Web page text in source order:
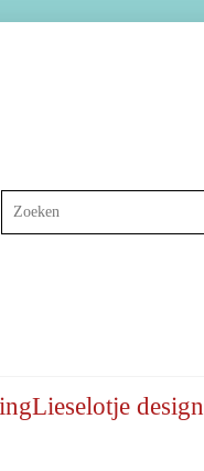
Zoeken
Lieselotje design